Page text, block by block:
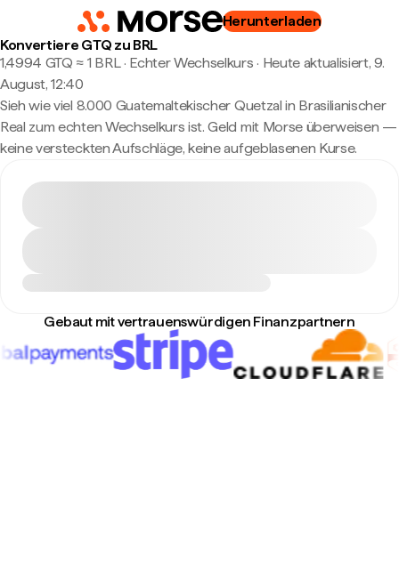
Herunterladen
Konvertiere GTQ zu BRL
1,4994 GTQ ≈ 1 BRL · Echter Wechselkurs · Heute aktualisiert, 9.
August, 12:40
Sieh wie viel 8.000 Guatemaltekischer Quetzal in Brasilianischer
Real zum echten Wechselkurs ist. Geld mit Morse überweisen —
keine versteckten Aufschläge, keine aufgeblasenen Kurse.
Gebaut mit vertrauenswürdigen Finanzpartnern